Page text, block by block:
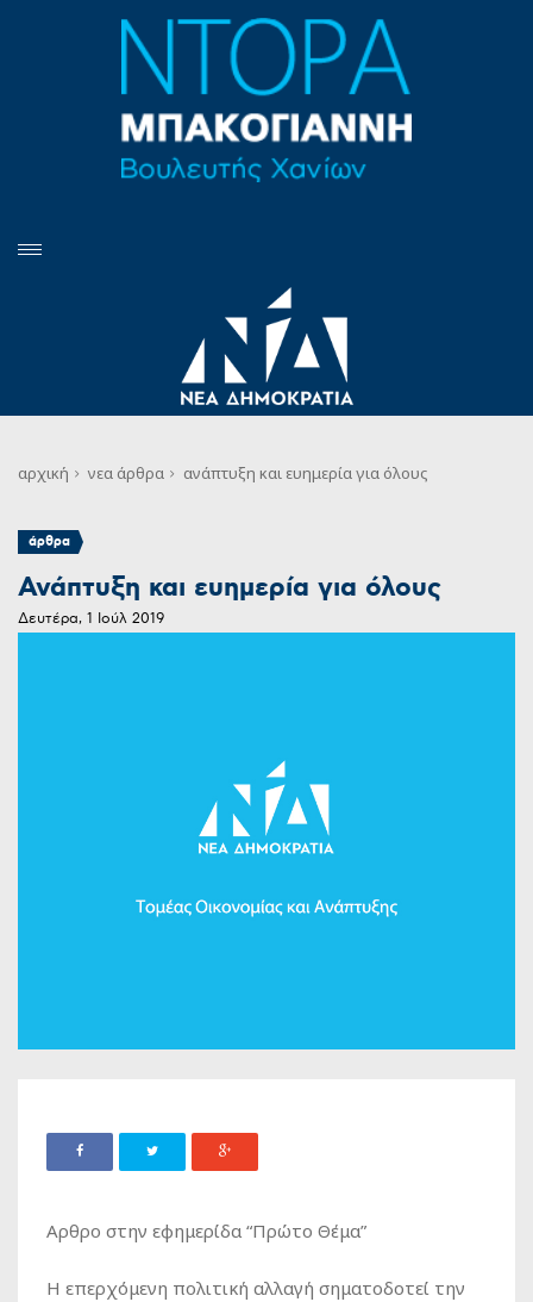
αρχική νεα άρθρα ανάπτυξη και ευημερία για όλους
άρθρα
Ανάπτυξη και ευημερία για όλους
Δευτέρα, 1 Ιούλ 2019
Αρθρο στην εφημερίδα “Πρώτο Θέμα”
Η επερχόμενη πολιτική αλλαγή σηματοδοτεί την